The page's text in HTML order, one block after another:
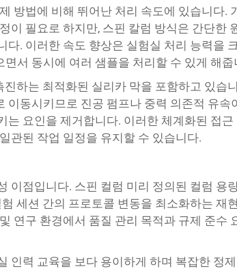
방법에 비해 뛰어난 처리 속도에 있습니다.
이 필요로 하지만, 스핀 칼럼 방식은 간단한
. 이러한 속도 향상은 실험실 처리 능력을
서 동시에 여러 샘플을 처리할 수 있게 해줍
하는 최적화된 실리카 막을 포함하고 있습
동시키므로 진공 펌프나 중력 의존적 유속
요인을 제거합니다. 이러한 체계화된 접근
관된 작업 일정을 유지할 수 있습니다.
이점입니다. 스핀 컬럼 미리 정의된 컬럼 용
세션 간의 프로토콜 변동을 최소화하는 재
연구 환경에서 품질 관리 목적과 규제 준수
인력 교육을 보다 용이하게 하며 복잡한 정제